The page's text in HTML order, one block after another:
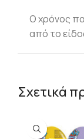
Ο χρόνος
από το
Σχετικά